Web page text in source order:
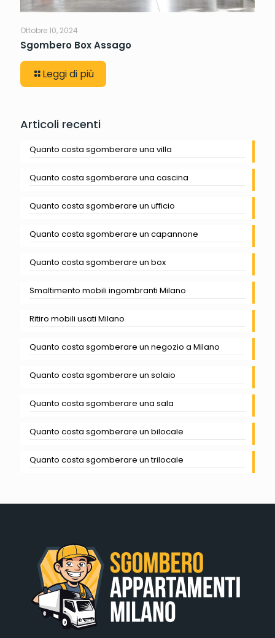
Ottobre 10, 2024
Sgombero Box Assago
Leggi di più
Articoli recenti
Quanto costa sgomberare una villa
Quanto costa sgomberare una cascina
Quanto costa sgomberare un ufficio
Quanto costa sgomberare un capannone
Quanto costa sgomberare un box
Smaltimento mobili ingombranti Milano
Ritiro mobili usati Milano
Quanto costa sgomberare un negozio a Milano
Quanto costa sgomberare un solaio
Quanto costa sgomberare una sala
Quanto costa sgomberare un bilocale
Quanto costa sgomberare un trilocale